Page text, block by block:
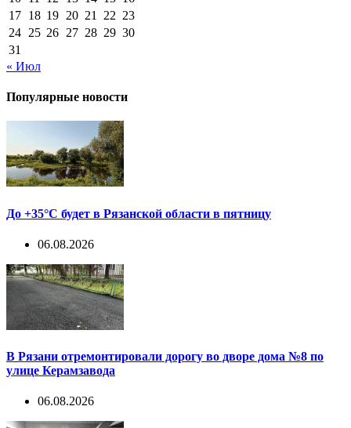
17 18 19 20 21 22 23
24 25 26 27 28 29 30
31
« Июл
Популярные новости
До +35°С будет в Рязанской области в пятницу
06.08.2026
В Рязани отремонтировали дорогу во дворе дома №8 по
улице Керамзавода
06.08.2026